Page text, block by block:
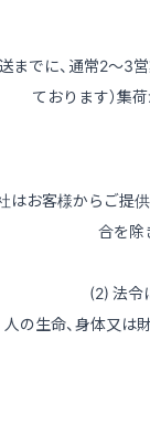
までに、通常2～3
ております）集
はお客様からご提
合を除
(2) 法令
の生命、身体又は